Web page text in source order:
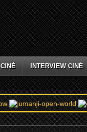
INTERVIEW CINÉ